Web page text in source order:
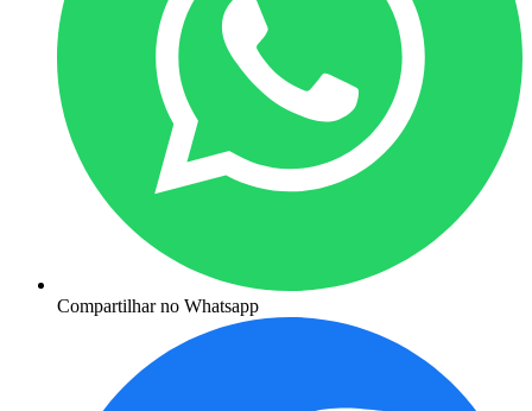
Compartilhar no Whatsapp